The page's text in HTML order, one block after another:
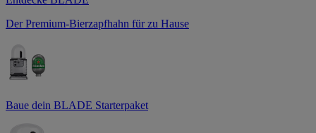
Der Premium-Bierzapfhahn für zu Hause
Baue dein BLADE Starterpaket